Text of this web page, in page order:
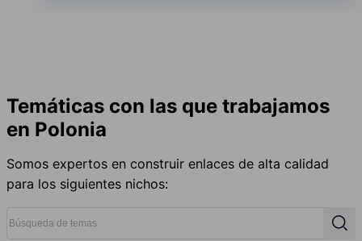
Temáticas con las que trabajamos
en Polonia
Somos expertos en construir enlaces de alta calidad
para los siguientes nichos: